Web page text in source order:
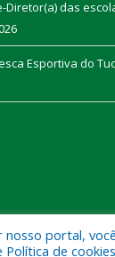
Diretor(a) das
Esportiva do
portal,
de